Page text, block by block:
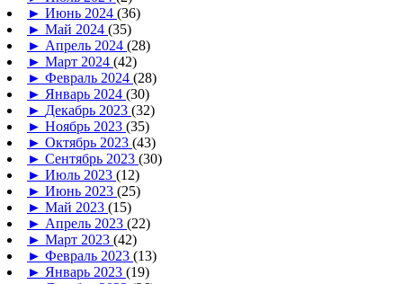
► Июнь 2024 (36)
► Май 2024 (35)
► Апрель 2024 (28)
► Март 2024 (42)
► Февраль 2024 (28)
► Январь 2024 (30)
► Декабрь 2023 (32)
► Ноябрь 2023 (35)
► Октябрь 2023 (43)
► Сентябрь 2023 (30)
► Июль 2023 (12)
► Июнь 2023 (25)
► Май 2023 (15)
► Апрель 2023 (22)
► Март 2023 (42)
► Февраль 2023 (13)
► Январь 2023 (19)